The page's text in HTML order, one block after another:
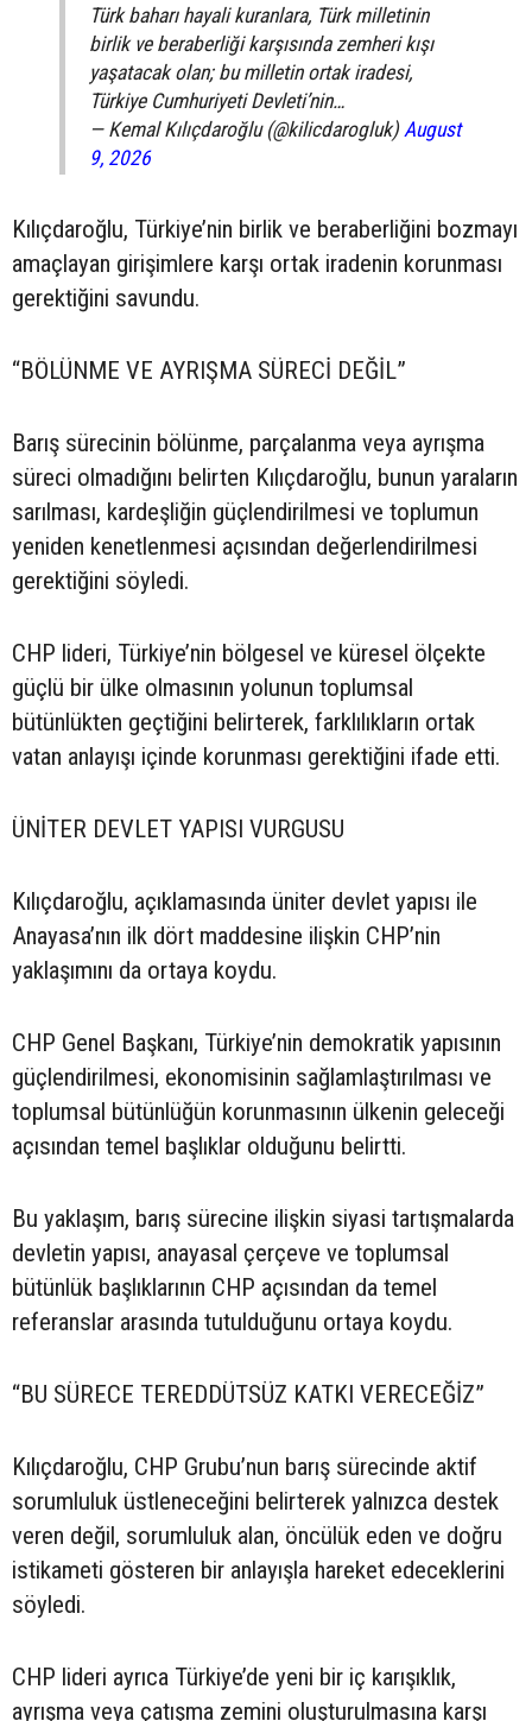
Türk baharı hayali kuranlara, Türk milletinin
birlik ve beraberliği karşısında zemheri kışı
yaşatacak olan; bu milletin ortak iradesi,
Türkiye Cumhuriyeti Devleti’nin…
— Kemal Kılıçdaroğlu (@kilicdarogluk)August
9, 2026
Kılıçdaroğlu, Türkiye’nin birlik ve beraberliğini bozmayı
amaçlayan girişimlere karşı ortak iradenin korunması
gerektiğini savundu.
“BÖLÜNME VE AYRIŞMA SÜRECİ DEĞİL”
Barış sürecinin bölünme, parçalanma veya ayrışma
süreci olmadığını belirten Kılıçdaroğlu, bunun yaraların
sarılması, kardeşliğin güçlendirilmesi ve toplumun
yeniden kenetlenmesi açısından değerlendirilmesi
gerektiğini söyledi.
CHP lideri, Türkiye’nin bölgesel ve küresel ölçekte
güçlü bir ülke olmasının yolunun toplumsal
bütünlükten geçtiğini belirterek, farklılıkların ortak
vatan anlayışı içinde korunması gerektiğini ifade etti.
ÜNİTER DEVLET YAPISI VURGUSU
Kılıçdaroğlu, açıklamasında üniter devlet yapısı ile
Anayasa’nın ilk dört maddesine ilişkin CHP’nin
yaklaşımını da ortaya koydu.
CHP Genel Başkanı, Türkiye’nin demokratik yapısının
güçlendirilmesi, ekonomisinin sağlamlaştırılması ve
toplumsal bütünlüğün korunmasının ülkenin geleceği
açısından temel başlıklar olduğunu belirtti.
Bu yaklaşım, barış sürecine ilişkin siyasi tartışmalarda
devletin yapısı, anayasal çerçeve ve toplumsal
bütünlük başlıklarının CHP açısından da temel
referanslar arasında tutulduğunu ortaya koydu.
“BU SÜRECE TEREDDÜTSÜZ KATKI VERECEĞİZ”
Kılıçdaroğlu, CHP Grubu’nun barış sürecinde aktif
sorumluluk üstleneceğini belirterek yalnızca destek
veren değil, sorumluluk alan, öncülük eden ve doğru
istikameti gösteren bir anlayışla hareket edeceklerini
söyledi.
CHP lideri ayrıca Türkiye’de yeni bir iç karışıklık,
ayrışma veya çatışma zemini oluşturulmasına karşı